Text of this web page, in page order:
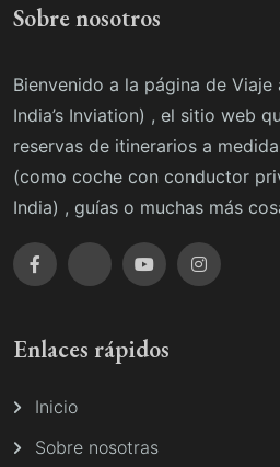
Sobre nosotros
Bienvenido a la página de
India’s Inviation) , el sitio web
reservas de itinerarios a
(como coche con conductor
India) , guías o muchas más
Enlaces rápidos
Inicio
Sobre nosotras